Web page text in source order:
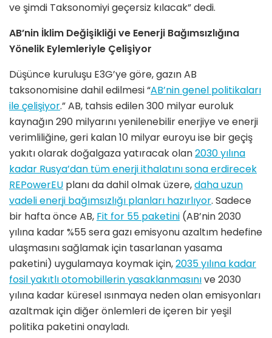
ve şimdi Taksonomiyi geçersiz kılacak” dedi.
AB’nin İklim Değişikliği ve Eenerji Bağımsızlığına
Yönelik Eylemleriyle Çelişiyor
Düşünce kuruluşu E3G’ye göre, gazın AB
taksonomisine dahil edilmesi “AB’nin genel politikaları
ile çelişiyor.” AB, tahsis edilen 300 milyar euroluk
kaynağın 290 milyarını yenilenebilir enerjiye ve enerji
verimliliğine, geri kalan 10 milyar euroyu ise bir geçiş
yakıtı olarak doğalgaza yatıracak olan2030 yılına
kadar Rusya’dan tüm enerji ithalatını sona erdirecek
REPowerEU planı da dahil olmak üzere,daha uzun
vadeli enerji bağımsızlığı planları hazırlıyor. Sadece
bir hafta önce AB, Fit for 55 paketini (AB’nin 2030
yılına kadar %55 sera gazı emisyonu azaltım hedefine
ulaşmasını sağlamak için tasarlanan yasama
paketini) uygulamaya koymak için,2035 yılına kadar
fosil yakıtlı otomobillerin yasaklanmasınıve 2030
yılına kadar küresel ısınmaya neden olan emisyonları
azaltmak için diğer önlemleri de içeren bir yeşil
politika paketini onayladı.